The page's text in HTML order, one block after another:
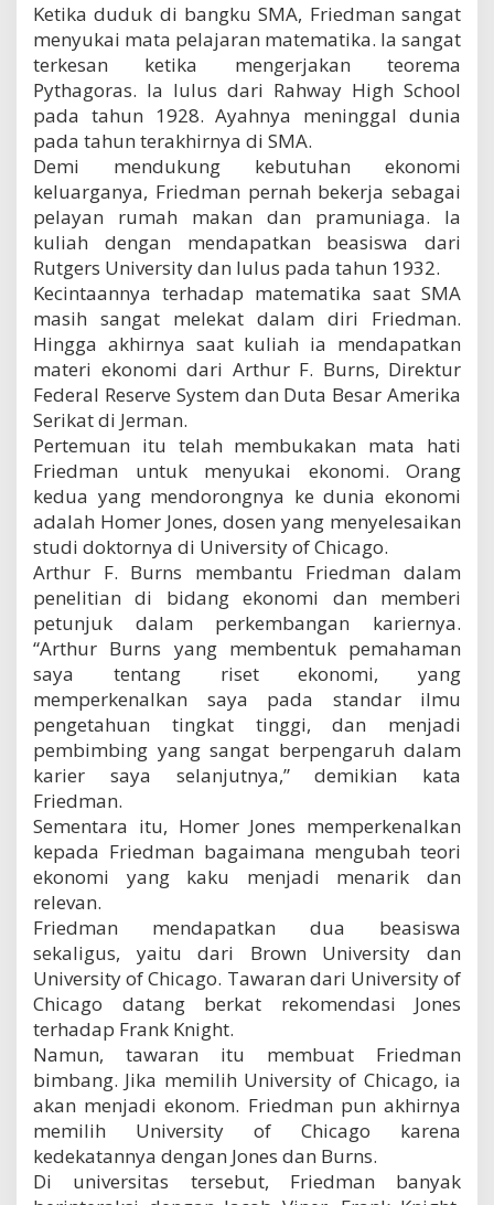
Ketika duduk di bangku SMA, Friedman sangat
menyukai mata pelajaran matematika. Ia sangat
terkesan ketika mengerjakan teorema
Pythagoras. Ia lulus dari Rahway High School
pada tahun 1928. Ayahnya meninggal dunia
pada tahun terakhirnya di SMA.
Demi mendukung kebutuhan ekonomi
keluarganya, Friedman pernah bekerja sebagai
pelayan rumah makan dan pramuniaga. Ia
kuliah dengan mendapatkan beasiswa dari
Rutgers University dan lulus pada tahun 1932.
Kecintaannya terhadap matematika saat SMA
masih sangat melekat dalam diri Friedman.
Hingga akhirnya saat kuliah ia mendapatkan
materi ekonomi dari Arthur F. Burns, Direktur
Federal Reserve System dan Duta Besar Amerika
Serikat di Jerman.
Pertemuan itu telah membukakan mata hati
Friedman untuk menyukai ekonomi. Orang
kedua yang mendorongnya ke dunia ekonomi
adalah Homer Jones, dosen yang menyelesaikan
studi doktornya di University of Chicago.
Arthur F. Burns membantu Friedman dalam
penelitian di bidang ekonomi dan memberi
petunjuk dalam perkembangan kariernya.
“Arthur Burns yang membentuk pemahaman
saya tentang riset ekonomi, yang
memperkenalkan saya pada standar ilmu
pengetahuan tingkat tinggi, dan menjadi
pembimbing yang sangat berpengaruh dalam
karier saya selanjutnya,” demikian kata
Friedman.
Sementara itu, Homer Jones memperkenalkan
kepada Friedman bagaimana mengubah teori
ekonomi yang kaku menjadi menarik dan
relevan.
Friedman mendapatkan dua beasiswa
sekaligus, yaitu dari Brown University dan
University of Chicago. Tawaran dari University of
Chicago datang berkat rekomendasi Jones
terhadap Frank Knight.
Namun, tawaran itu membuat Friedman
bimbang. Jika memilih University of Chicago, ia
akan menjadi ekonom. Friedman pun akhirnya
memilih University of Chicago karena
kedekatannya dengan Jones dan Burns.
Di universitas tersebut, Friedman banyak